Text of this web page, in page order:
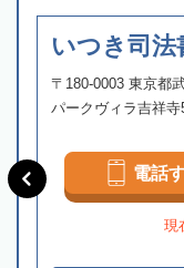
いつき司法
〒180-0003 東京都
パークヴィラ吉祥寺
電話
現